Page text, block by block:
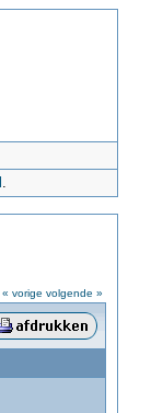
.
« vorige volgende »